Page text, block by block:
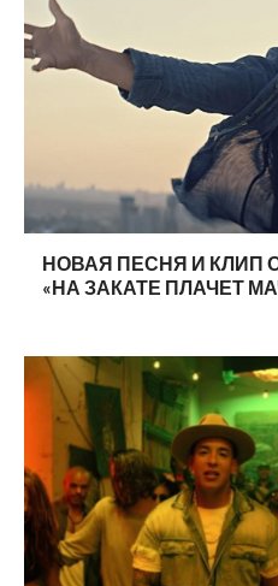
НОВАЯ ПЕСНЯ И КЛИП
«НА ЗАКАТЕ ПЛАЧЕТ